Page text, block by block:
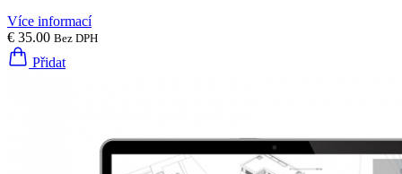
Více informací
€ 35.00 Bez DPH
Přidat